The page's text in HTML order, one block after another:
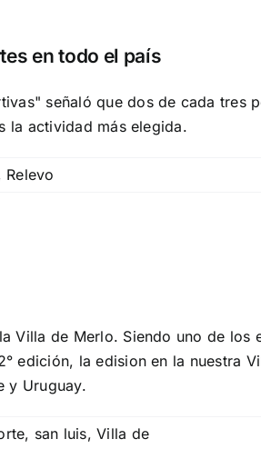
en todo el país
señaló que dos de cada tres
la actividad más elegida.
Relevo
Villa de Merlo. Siendo uno de los
edición, la edision en la nuestra
y Uruguay.
, san luis,Villa de